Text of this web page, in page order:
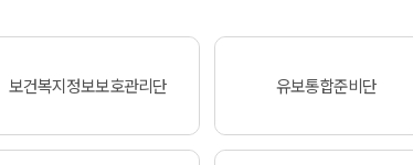
보건복지정보보호관리단 유보통합준비단